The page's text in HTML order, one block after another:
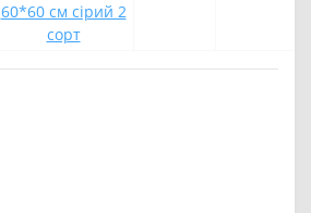
60*60 см сірий 2
сорт